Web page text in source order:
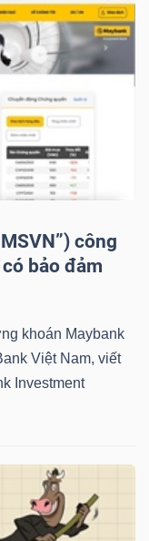
công
bảo đảm
khoán Maybank
Việt Nam, viết
Investment